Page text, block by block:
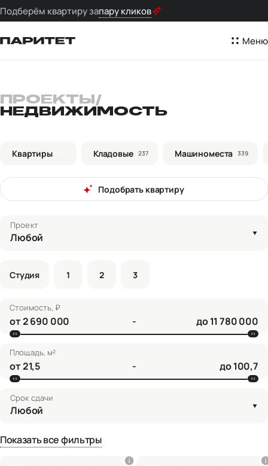
Подберём квартиру запару кликов
Меню
ПРОЕКТЫ /
НЕДВИЖИМОСТЬ
Квартиры Кладовые 237 Машиноместа 339
Подобрать квартиру
Проект
Любой
Студия 1 2 3
Стоимость, ₽
от - до
Площадь, м²
от - до
Срок сдачи
Любой
Показать все фильтры